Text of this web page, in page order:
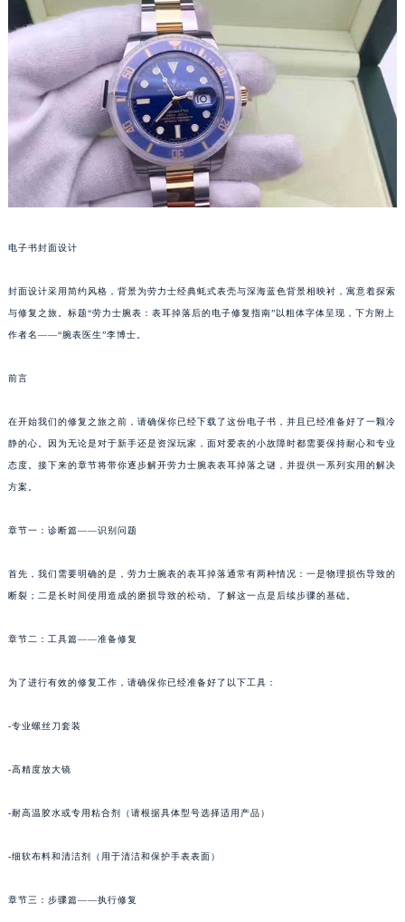
电子书封面设计
封面设计采用简约风格，背景为劳力士经典蚝式表壳与深海蓝色背景相映衬，寓意着探索
与修复之旅。标题“劳力士腕表：表耳掉落后的电子修复指南”以粗体字体呈现，下方附上
作者名——“腕表医生”李博士。
前言
在开始我们的修复之旅之前，请确保你已经下载了这份电子书，并且已经准备好了一颗冷
静的心。因为无论是对于新手还是资深玩家，面对爱表的小故障时都需要保持耐心和专业
态度。接下来的章节将带你逐步解开劳力士腕表表耳掉落之谜，并提供一系列实用的解决
方案。
章节一：诊断篇——识别问题
首先，我们需要明确的是，劳力士腕表的表耳掉落通常有两种情况：一是物理损伤导致的
断裂；二是长时间使用造成的磨损导致的松动。了解这一点是后续步骤的基础。
章节二：工具篇——准备修复
为了进行有效的修复工作，请确保你已经准备好了以下工具：
-专业螺丝刀套装
-高精度放大镜
-耐高温胶水或专用粘合剂（请根据具体型号选择适用产品）
-细软布料和清洁剂（用于清洁和保护手表表面）
章节三：步骤篇——执行修复